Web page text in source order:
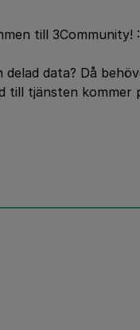
till 3Community!
data? Då
till tjänsten kommer